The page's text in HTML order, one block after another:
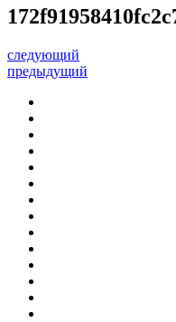
следующий
предыдущий